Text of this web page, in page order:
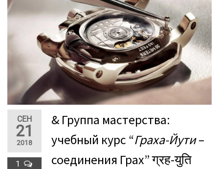
СЕН
21
2018
1
& Группа мастерства:
учебный курс “Граха-Йути–
соединения Грах” ग्रह-युति